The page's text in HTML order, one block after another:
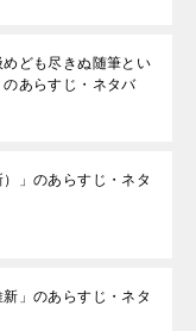
めども尽きぬ随筆とい
あらすじ・ネタバ
）」のあらすじ・ネタ
新」のあらすじ・ネタ